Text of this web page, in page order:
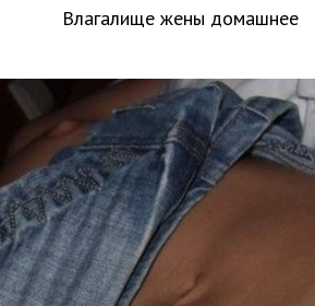
Влагалище жены домашнее